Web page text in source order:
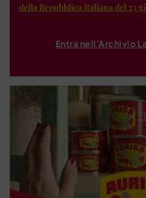
della Repubblica Italiana del 23
Entra nell'Archivio